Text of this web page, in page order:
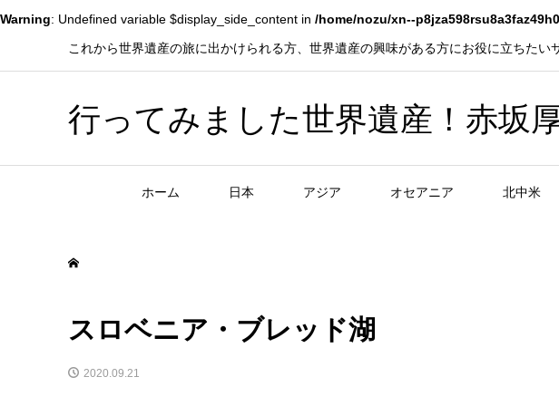
Warning: Undefined variable $display_side_content in /home/nozu/xn--
これから世界遺産の旅に出かけられる方、世界遺産の興味がある方にお役に立ちたい
行ってみました世界遺産！赤坂
ホーム 日本 アジア オセアニア 北中米
スロベニア・ブレッド湖
2020.09.21